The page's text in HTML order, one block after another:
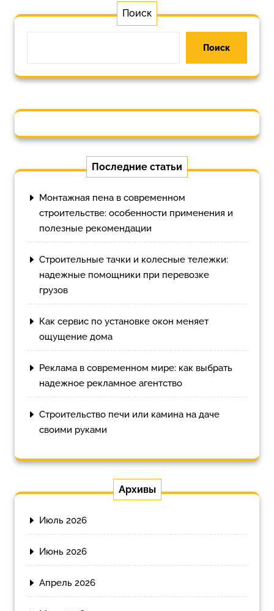
Поиск
Поиск
Последние статьи
Монтажная пена в современном
строительстве: особенности применения и
полезные рекомендации
Строительные тачки и колесные тележки:
надежные помощники при перевозке
грузов
Как сервис по установке окон меняет
ощущение дома
Реклама в современном мире: как выбрать
надежное рекламное агентство
Строительство печи или камина на даче
своими руками
Архивы
Июль 2026
Июнь 2026
Апрель 2026